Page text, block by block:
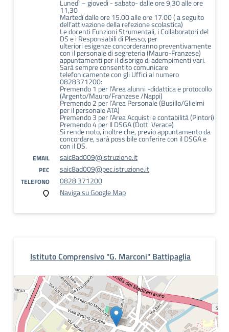
Lunedì – giovedì - sabato- dalle ore 9,30 alle ore
11,30
Martedì dalle ore 15.00 alle ore 17.00 ( a seguito
dell’attivazione della refezione scolastica)
Le docenti Funzioni Strumentali, i Collaboratori del
DS e i Responsabili di Plesso, per
ulteriori esigenze concorderanno preventivamente
con il personale di segreteria (Mauro-Franzese)
appuntamenti per il disbrigo di adempimenti vari.
Sarà sempre consentito comunicare
telefonicamente con gli Uffici al numero
0828371200:
Premendo 1 per l’Area alunni -didattica e protocollo
(Argento/Mauro/Franzese /Nappi)
Premendo 2 per l’Area Personale (Busillo/Glielmi
per il personale ATA)
Premendo 3 per l’Area Acquisti e contabilità (Pintori)
Premendo 4 per Il DSGA (Dott. Verace)
Si rende noto, inoltre che, previo appuntamento da
concordare, sarà possibile conferire con il DSGA e
con il DS.
EMAIL saic8ad009@istruzione.it
PEC saic8ad009@pec.istruzione.it
TELEFONO
0828 371200
Naviga su Google Map
Istituto Comprensivo "G. Marconi" Battipaglia